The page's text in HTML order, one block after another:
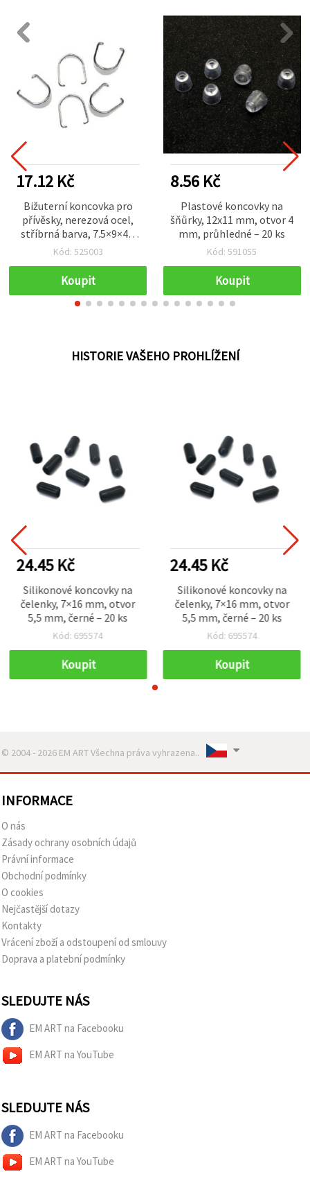
17.12 Kč
Bižuterní koncovka pro
přívěsky, nerezová ocel,
stříbrná barva, 7.5×9×4.5
mm – 20 ks
Kód: 525003
Koupit
8.56 Kč
Plastové koncovky na
šňůrky, 12x11 mm, otvor 4
mm, průhledné – 20 ks
Kód: 591055
Koupit
HISTORIE VAŠEHO PROHLÍŽENÍ
24.45 Kč
Silikonové koncovky na
čelenky, 7×16 mm, otvor
5,5 mm, černé – 20 ks
Kód: 695574
Koupit
24.45 Kč
Silikonové koncovky na
čelenky, 7×16 mm, otvor
5,5 mm, černé – 20 ks
Kód: 695574
Koupit
© 2004 - 2026 EM ART Všechna práva vyhrazena..
INFORMACE
O nás
Zásady ochrany osobních údajů
Právní informace
Obchodní podmínky
O cookies
Nejčastější dotazy
Kontakty
Vrácení zboží a odstoupení od smlouvy
Doprava a platební podmínky
SLEDUJTE NÁS
EM ART na Facebooku
EM ART na YouTube
SLEDUJTE NÁS
EM ART na Facebooku
EM ART na YouTube